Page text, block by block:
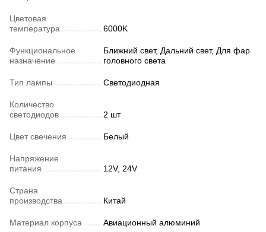
Цветовая
температура
6000K
Функциональное
назначение
Ближний свет, Дальний свет, Для фар
головного света
Тип лампы Светодиодная
Количество
светодиодов
2 шт
Цвет свечения Белый
Напряжение
питания
12V, 24V
Страна
производства
Китай
Материал корпуса Авиационный алюминий